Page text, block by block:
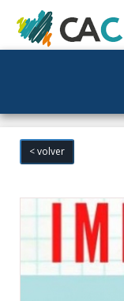
< volver